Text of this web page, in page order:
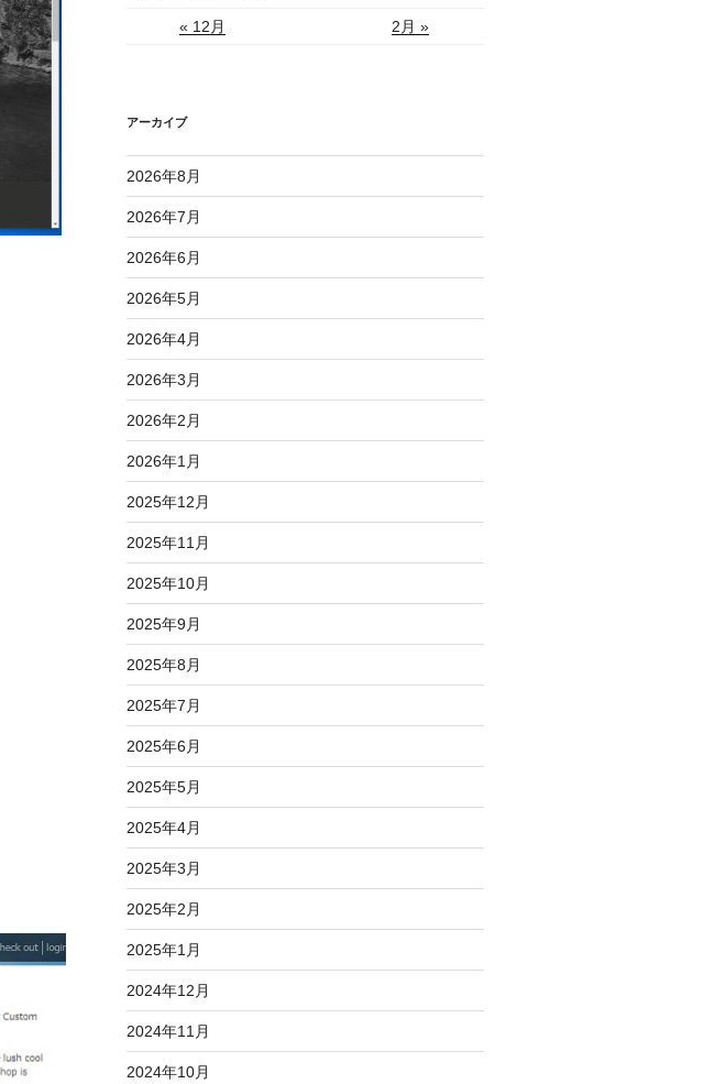
« 12月 2月 »
アーカイブ
2026年8月
2026年7月
2026年6月
2026年5月
2026年4月
2026年3月
2026年2月
2026年1月
2025年12月
2025年11月
2025年10月
2025年9月
2025年8月
2025年7月
2025年6月
2025年5月
2025年4月
2025年3月
2025年2月
2025年1月
2024年12月
2024年11月
2024年10月